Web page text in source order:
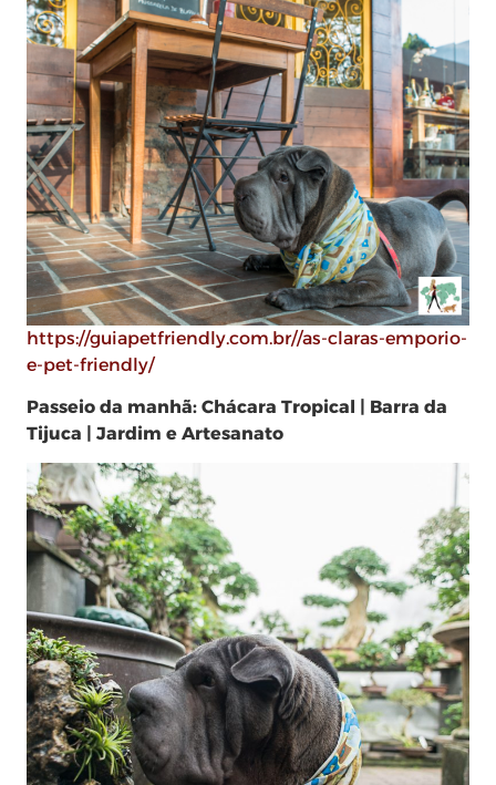
https://guiapetfriendly.com.br//as-claras-emporio-
e-pet-friendly/
Passeio da manhã: Chácara Tropical | Barra da
Tijuca | Jardim e Artesanato